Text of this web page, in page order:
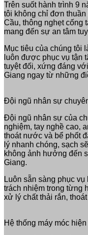
Trên suốt hành trình 9
tôi không chỉ đơn
Cầu, thông nghẹt cống
mang đến sự an tâm
Mục tiêu của chúng tôi
luôn được phục vụ tận
tuyệt đối, xứng đáng
Giang ngay từ những
Đội ngũ nhân sự
Đội ngũ nhân sự của
nghiệm, tay nghề cao,
thoát nước và bể phốt
lý nhanh chóng, sạch
không ảnh hưởng đến
Giang.
Luôn sẵn sàng phục
trách nhiệm trong từng
xử lý chất thải rắn,
Hệ thống máy móc